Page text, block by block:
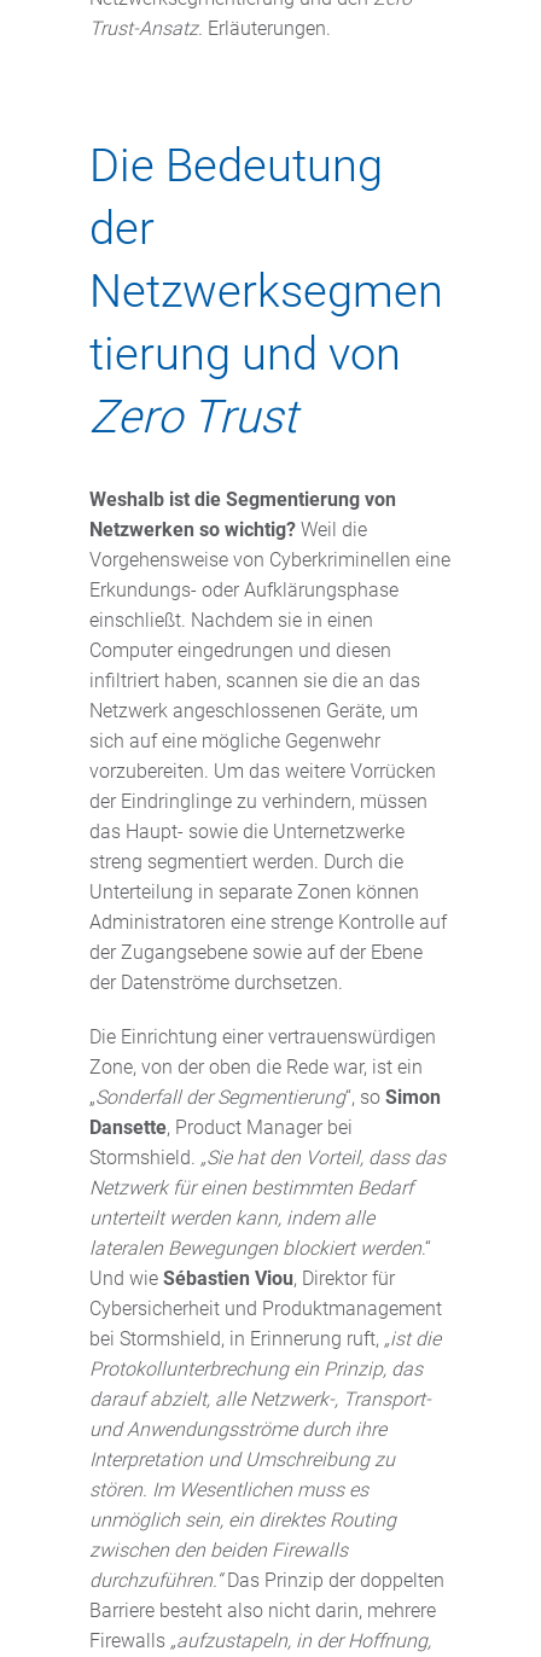
Trust-Ansatz. Erläuterungen.
Die Bedeutung
der
Netzwerksegmen
tierung und von
Zero Trust
Weshalb ist die Segmentierung von
Netzwerken so wichtig? Weil die
Vorgehensweise von Cyberkriminellen eine
Erkundungs- oder Aufklärungsphase
einschließt. Nachdem sie in einen
Computer eingedrungen und diesen
infiltriert haben, scannen sie die an das
Netzwerk angeschlossenen Geräte, um
sich auf eine mögliche Gegenwehr
vorzubereiten. Um das weitere Vorrücken
der Eindringlinge zu verhindern, müssen
das Haupt- sowie die Unternetzwerke
streng segmentiert werden. Durch die
Unterteilung in separate Zonen können
Administratoren eine strenge Kontrolle auf
der Zugangsebene sowie auf der Ebene
der Datenströme durchsetzen.
Die Einrichtung einer vertrauenswürdigen
Zone, von der oben die Rede war, ist ein
„Sonderfall der Segmentierung“, so Simon
Dansette, Product Manager bei
Stormshield. „Sie hat den Vorteil, dass das
Netzwerk für einen bestimmten Bedarf
unterteilt werden kann, indem alle
lateralen Bewegungen blockiert werden.“
Und wie Sébastien Viou, Direktor für
Cybersicherheit und Produktmanagement
bei Stormshield, in Erinnerung ruft, „ist die
Protokollunterbrechung ein Prinzip, das
darauf abzielt, alle Netzwerk-, Transport-
und Anwendungsströme durch ihre
Interpretation und Umschreibung zu
stören. Im Wesentlichen muss es
unmöglich sein, ein direktes Routing
zwischen den beiden Firewalls
durchzuführen.“Das Prinzip der doppelten
Barriere besteht also nicht darin, mehrere
Firewalls „aufzustapeln, in der Hoffnung,